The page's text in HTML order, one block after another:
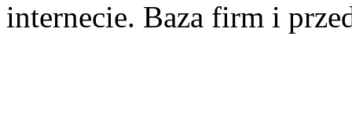
internecie. Baza firm i